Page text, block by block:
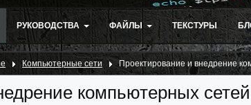
РУКОВОДСТВА ФАЙЛЫ ТЕКСТУРЫ
Компьютерные сети Проектирование и внедрение
компьютерных